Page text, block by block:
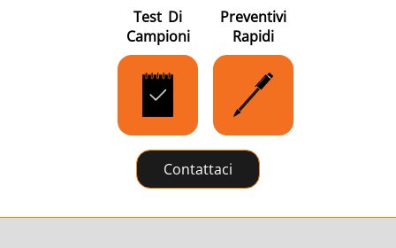
Test Di
Campioni
Preventivi
Rapidi
Contattaci